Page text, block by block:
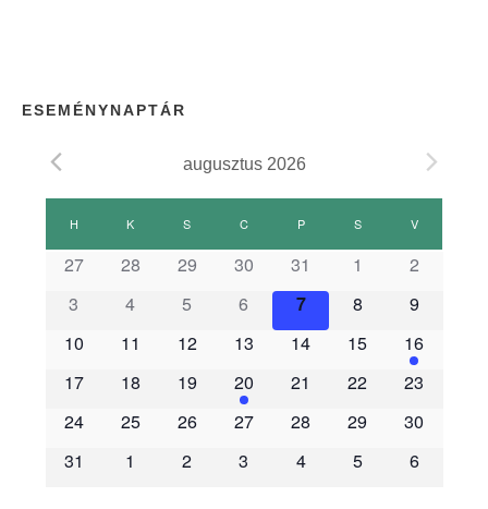
ESEMÉNYNAPTÁR
augusztus 2026
E
m
é
n
H K S CCSÜTÖRTÖK
PPÉNTEK SSZOMBAT
VVASÁRNAP
27 28 29 30 31 1
2
3
4 5 6 7 8
9
10
11 12 13 14 15
16
17
18 19 20 21 22
23
24
25 26 27 28 29
30
31
1 2 3 4 5 6